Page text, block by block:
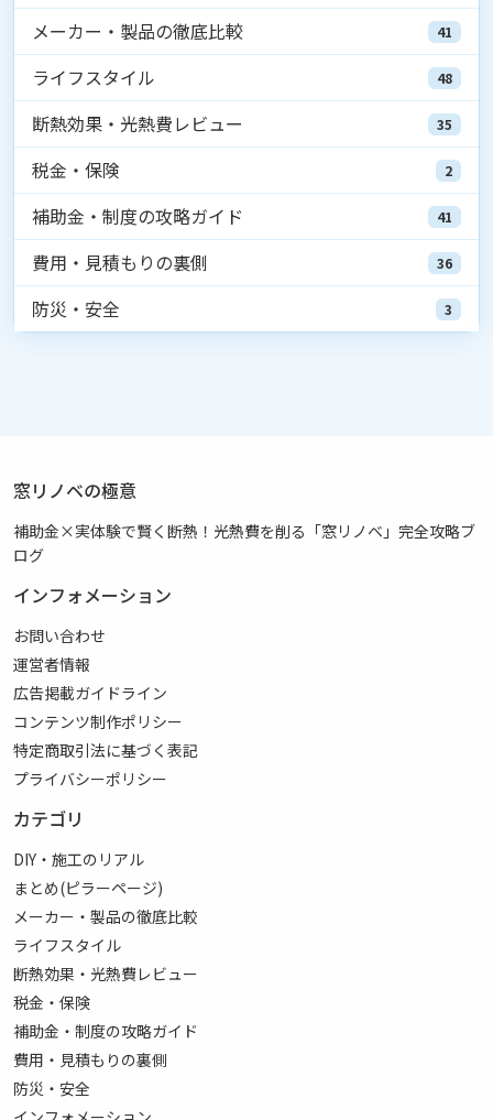
メーカー・製品の徹底比較 41
ライフスタイル 48
断熱効果・光熱費レビュー 35
税金・保険 2
補助金・制度の攻略ガイド 41
費用・見積もりの裏側 36
防災・安全 3
窓リノベの極意
補助金×実体験で賢く断熱！光熱費を削る「窓リノベ」完全攻略ブ
ログ
インフォメーション
お問い合わせ
運営者情報
広告掲載ガイドライン
コンテンツ制作ポリシー
特定商取引法に基づく表記
プライバシーポリシー
カテゴリ
DIY・施工のリアル
まとめ(ピラーページ)
メーカー・製品の徹底比較
ライフスタイル
断熱効果・光熱費レビュー
税金・保険
補助金・制度の攻略ガイド
費用・見積もりの裏側
防災・安全